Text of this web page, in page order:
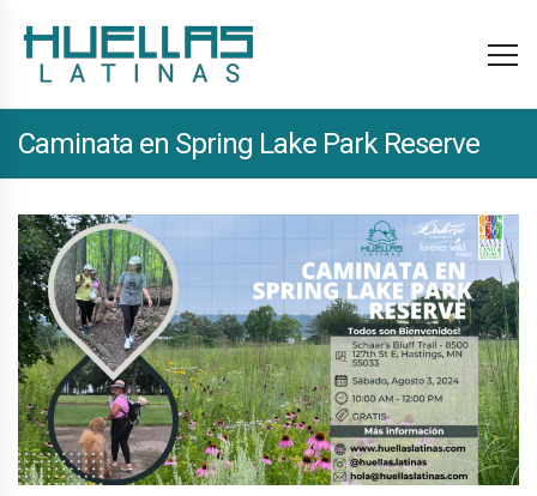
Caminata en Spring Lake Park Reserve